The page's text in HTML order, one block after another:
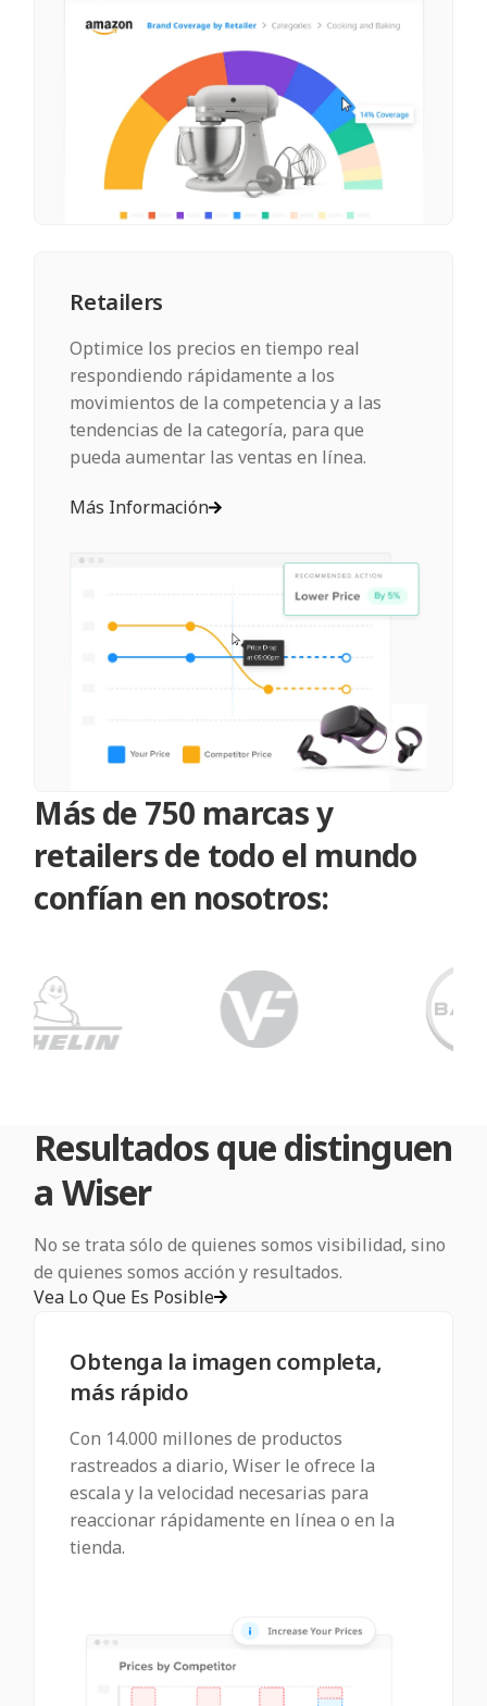
Retailers
Optimice los precios en tiempo real
respondiendo rápidamente a los
movimientos de la competencia y a las
tendencias de la categoría, para que
pueda aumentar las ventas en línea.
Más Información
Más de 750 marcas y
retailers de todo el mundo
confían en nosotros:
Resultados que distinguen
a Wiser
No se trata sólo de quienes somos visibilidad, sino
de quienes somos acción y resultados.
Vea Lo Que Es Posible
Obtenga la imagen completa,
más rápido
Con 14.000 millones de productos
rastreados a diario, Wiser le ofrece la
escala y la velocidad necesarias para
reaccionar rápidamente en línea o en la
tienda.